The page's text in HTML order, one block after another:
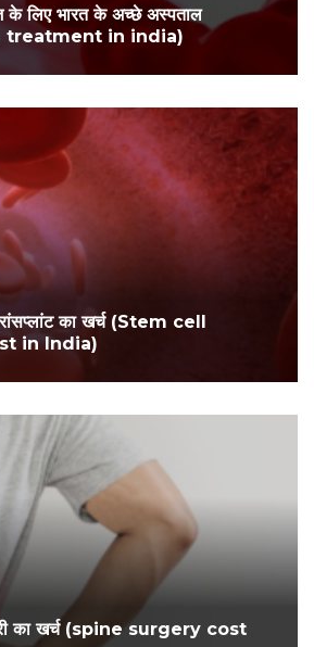
के लिए भारत के अच्छे अस्पताल
treatment in india)
का खर्च (Stem cell
in India)
का खर्च (spine surgery cost